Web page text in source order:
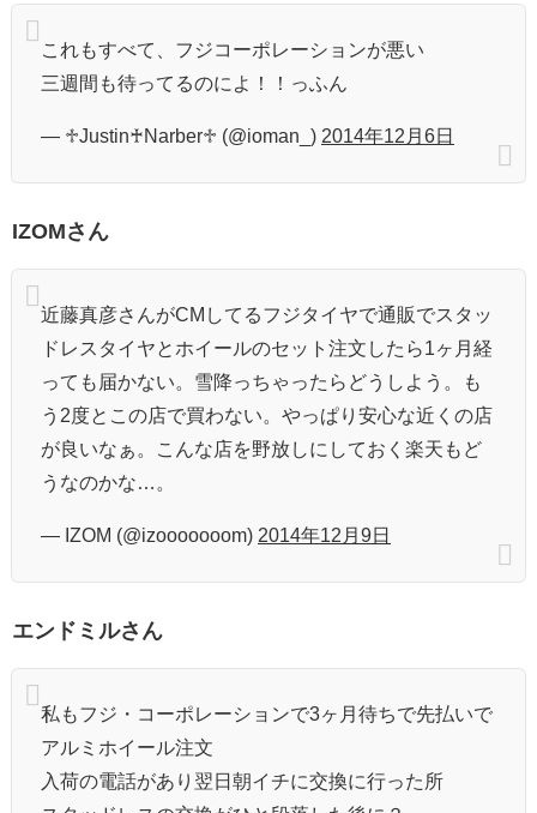
これもすべて、フジコーポレーションが悪い
三週間も待ってるのによ！！っふん
— ♱Justin♰Narber♱ (@ioman_) 2014年12月6日
IZOMさん
近藤真彦さんがCMしてるフジタイヤで通販でスタッ
ドレスタイヤとホイールのセット注文したら1ヶ月経
っても届かない。雪降っちゃったらどうしよう。も
う2度とこの店で買わない。やっぱり安心な近くの店
が良いなぁ。こんな店を野放しにしておく楽天もど
うなのかな…。
— IZOM (@izooooooom) 2014年12月9日
エンドミルさん
私もフジ・コーポレーションで3ヶ月待ちで先払いで
アルミホイール注文
入荷の電話があり翌日朝イチに交換に行った所